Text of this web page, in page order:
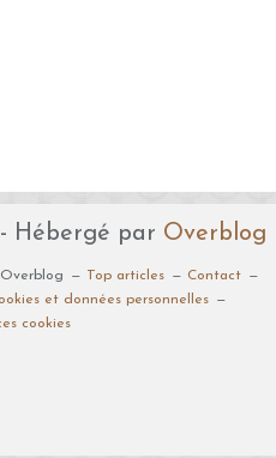
Hébergé par Overblog
Top articles
Contact
et données personnelles
cookies